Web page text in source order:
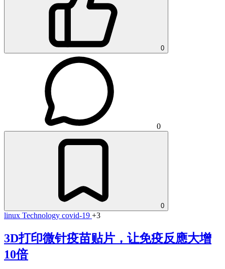
0
0
0
linux Technology covid-19 +3
3D打印微针疫苗贴片，让免疫反應大增
10倍